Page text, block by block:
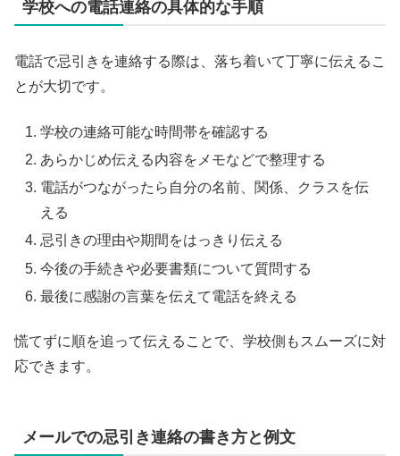
学校への電話連絡の具体的な手順
電話で忌引きを連絡する際は、落ち着いて丁寧に伝えるこ
とが大切です。
学校の連絡可能な時間帯を確認する
あらかじめ伝える内容をメモなどで整理する
電話がつながったら自分の名前、関係、クラスを伝
える
忌引きの理由や期間をはっきり伝える
今後の手続きや必要書類について質問する
最後に感謝の言葉を伝えて電話を終える
慌てずに順を追って伝えることで、学校側もスムーズに対
応できます。
メールでの忌引き連絡の書き方と例文